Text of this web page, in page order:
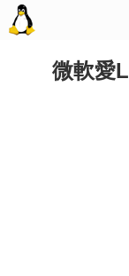
微軟愛